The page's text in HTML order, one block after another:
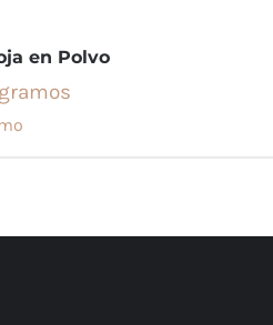
en Polvo